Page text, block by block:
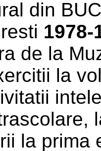
din
1978-
de la
la
la prima